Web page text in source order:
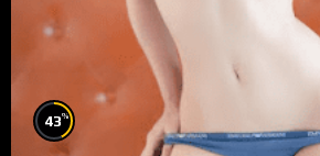
43%